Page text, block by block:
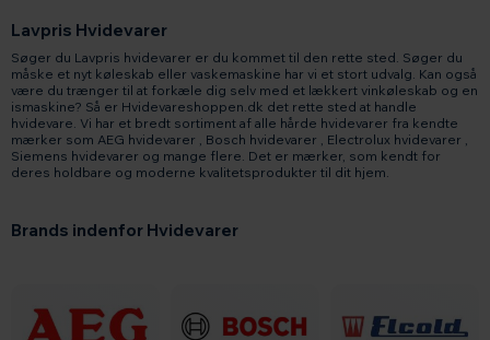
Lavpris Hvidevarer
Søger du Lavpris hvidevarer er du kommet til den rette sted. Søger du
måske et nyt køleskab eller vaskemaskine har vi et stort udvalg. Kan også
være du trænger til at forkæle dig selv med et lækkert vinkøleskab og en
ismaskine? Så er Hvidevareshoppen.dk det rette sted at handle
hvidevare. Vi har et bredt sortiment af alle hårde hvidevarer fra kendte
mærker som AEG hvidevarer , Bosch hvidevarer , Electrolux hvidevarer ,
Siemens hvidevarer og mange flere. Det er mærker, som kendt for
deres holdbare og moderne kvalitetsprodukter til dit hjem.
Brands indenfor Hvidevarer